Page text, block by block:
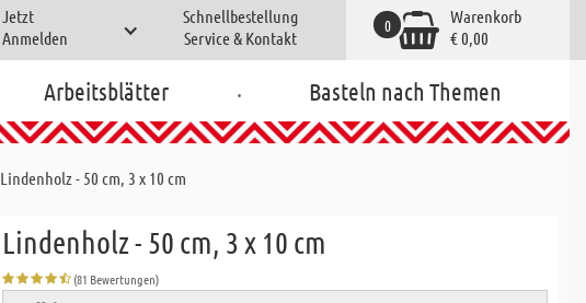
Jetzt
Anmelden
Schnellbestellung
Service & Kontakt
Warenkorb
€ 0,00
0
Arbeitsblätter . Basteln nach Themen
Lindenholz - 50 cm, 3 x 10 cm
Lindenholz - 50 cm, 3 x 10 cm
(81 Bewertungen)